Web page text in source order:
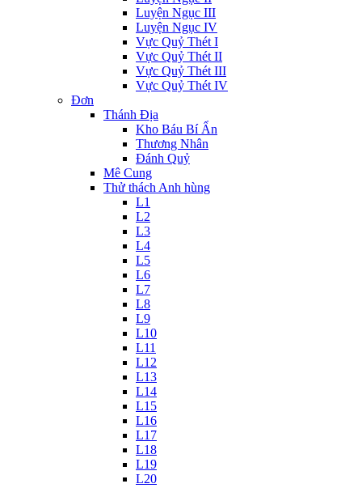
Luyện Ngục III
Luyện Ngục IV
Vực Quỷ Thét I
Vực Quỷ Thét II
Vực Quỷ Thét III
Vực Quỷ Thét IV
Đơn
Thánh Địa
Kho Báu Bí Ẩn
Thương Nhân
Đánh Quỷ
Mê Cung
Thử thách Anh hùng
L1
L2
L3
L4
L5
L6
L7
L8
L9
L10
L11
L12
L13
L14
L15
L16
L17
L18
L19
L20